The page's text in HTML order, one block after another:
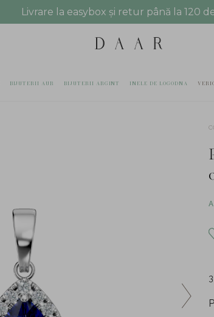
Livrare la easybox și retur până la 120
BIJUTERII AUR BIJUTERII ARGINT INELE DE LOGODNA